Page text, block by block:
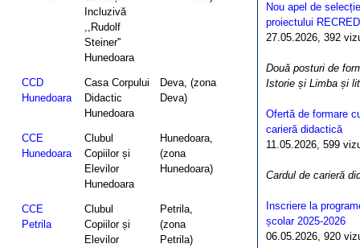
Nou apel de
proiectului RECRED
27.05.2026, 392
Două posturi de
Istorie și Limba și
Ofertă de formare
carieră didactică
11.05.2026, 599
Cardul de carieră
Inscriere la
școlar 2025-2026
06.05.2026, 920
Incluzivă
,,Rudolf
Steiner''
Hunedoara
CCD
Hunedoara
Casa Corpului
Didactic
Hunedoara
Deva, (zona
Deva)
CCE
Hunedoara
Clubul
Copiilor și
Elevilor
Hunedoara
Hunedoara,
(zona
Hunedoara)
CCE
Petrila
Clubul
Copiilor și
Elevilor
Petrila,
(zona
Petrila)